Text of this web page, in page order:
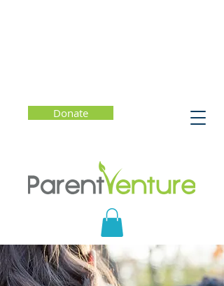
Donate